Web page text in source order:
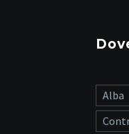
Alba